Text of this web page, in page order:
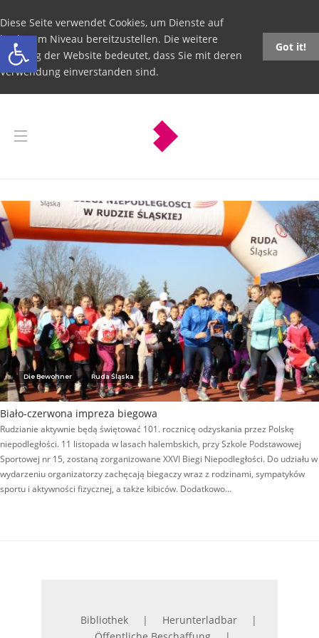
Open toolbar
Diese Seite verwendet Cookies, um Dienste auf
höchstem Niveau bereitzustellen. Die weitere
Nutzung der Website bedeutet, dass Sie mit deren
Verwendung einverstanden sind.
Got it!
Die Bewohner Ruda Śląska
Biało-czerwona impreza biegowa
Rudzianie aktywnie będą świętować 101. rocznicę odzyskania przez Polskę
niepodległości. 11 listopada w lasach halembskich, przy Szkole Podstawowej
Sportowej nr 15, zostaną zorganizowane XXVI Biegi Niepodległości. Do udziału w
wydarzeniu organizatorzy zachęcają biegaczy wraz z rodzinami, sympatyków
sportu i aktywności fizycznej, a także kibiców. Dodatkowo…
Bibliothek
Herunterladbar